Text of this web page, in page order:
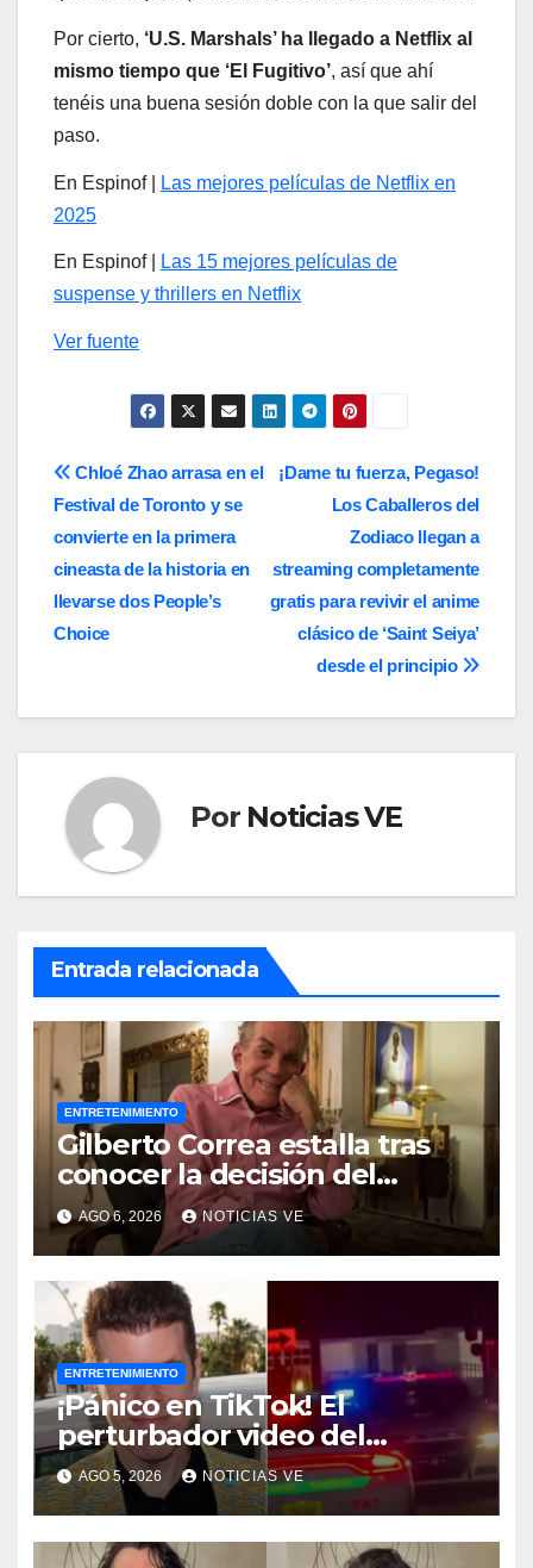
Por cierto, ‘U.S. Marshals’ ha llegado a Netflix al
mismo tiempo que ‘El Fugitivo’, así que ahí
tenéis una buena sesión doble con la que salir del
paso.
En Espinof |
Las mejores películas de Netflix en
2025
En Espinof |
Las 15 mejores películas de
suspense y thrillers en Netflix
Ver fuente
Navegación
de
entradas
¡Dame tu fuerza, Pegaso!
Los Caballeros del
Zodiaco llegan a
streaming completamente
gratis para revivir el anime
clásico de ‘Saint Seiya’
desde el principio
Chloé Zhao arrasa en el
Festival de Toronto y se
convierte en la primera
cineasta de la historia en
llevarse dos People’s
Choice
Por Noticias VE
Entrada relacionada
ENTRETENIMIENTO
Gilberto Correa estalla tras
conocer la decisión del
tribunal en su caso
AGO 6, 2026 NOTICIAS VE
ENTRETENIMIENTO
¡Pánico en TikTok! El
perturbador video del
famoso influencer Perez
Hilton que obligó a sus fans a
pedir ayuda médica
AGO 5, 2026 NOTICIAS VE